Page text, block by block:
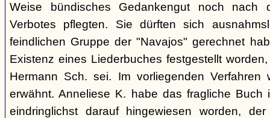
Weise bündisches Gedankengut noch nach
Verbotes pflegten. Sie dürften sich
feindlichen Gruppe der "Navajos" gerechnet
Existenz eines Liederbuches festgestellt
Hermann Sch. sei. Im vorliegenden Verfahren
erwähnt. Anneliese K. habe das fragliche Buch
eindringlichst darauf hingewiesen worden,